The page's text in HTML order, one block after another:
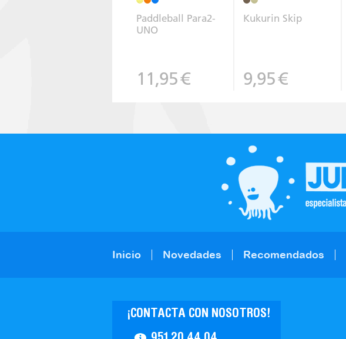
Paddleball Para2-
UNO
11,95€
Kukurin Skip
9,95€
Inicio Novedades Recomendados
¡CONTACTA CON NOSOTROS!